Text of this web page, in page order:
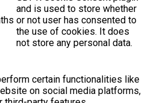
and is used to store whether
or not user has consented to
the use of cookies. It does
not store any personal data.
certain functionalities like
on social media platforms,